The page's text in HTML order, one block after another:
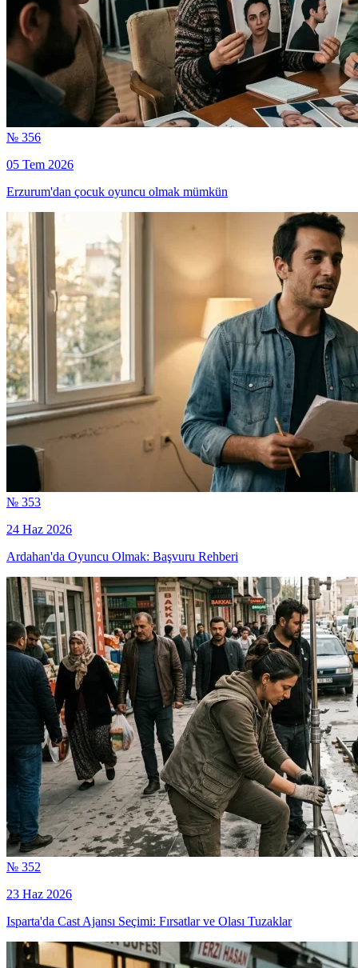
№ 356
05 Tem 2026
Erzurum'dan çocuk oyuncu olmak mümkün
№ 353
24 Haz 2026
Ardahan'da Oyuncu Olmak: Başvuru Rehberi
№ 352
23 Haz 2026
Isparta'da Cast Ajansı Seçimi: Fırsatlar ve Olası Tuzaklar